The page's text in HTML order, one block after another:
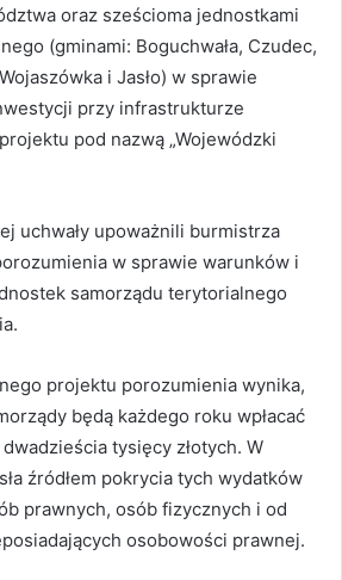
oraz sześcioma jednostkami
(gminami: Boguchwała, Czudec,
i Jasło) w sprawie
przy infrastrukturze
pod nazwą „Wojewódzki
uchwały upoważnili burmistrza
w sprawie warunków i
samorządu terytorialnego
projektu porozumienia wynika,
będą każdego roku wpłacać
tysięcy złotych. W
źródłem pokrycia tych wydatków
prawnych, osób fizycznych i od
osobowości prawnej.